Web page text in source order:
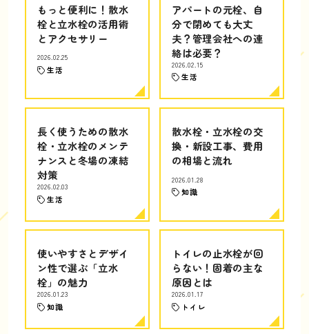
もっと便利に！散水
栓と立水栓の活用術
とアクセサリー
2026.02.25
生活
アパートの元栓、自
分で閉めても大丈
夫？管理会社への連
絡は必要？
2026.02.15
生活
長く使うための散水
栓・立水栓のメンテ
ナンスと冬場の凍結
対策
2026.02.03
生活
散水栓・立水栓の交
換・新設工事、費用
の相場と流れ
2026.01.28
知識
使いやすさとデザイ
ン性で選ぶ「立水
栓」の魅力
2026.01.23
知識
トイレの止水栓が回
らない！固着の主な
原因とは
2026.01.17
トイレ